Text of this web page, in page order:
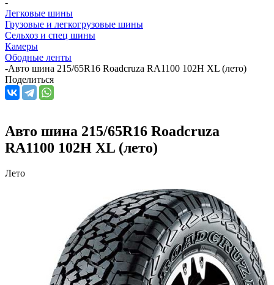
Легковые шины
Грузовые и легкогрузовые шины
Сельхоз и спец шины
Камеры
Ободные ленты
-Авто шина 215/65R16 Roadcruza RA1100 102H XL (лето)
Поделиться
Авто шина 215/65R16 Roadcruza
RA1100 102H XL (лето)
Лето